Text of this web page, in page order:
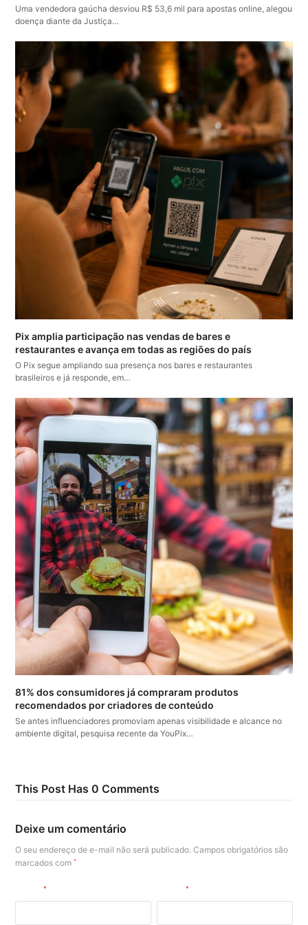
Uma vendedora gaúcha desviou R$ 53,6 mil para apostas online, alegou
doença diante da Justiça…
Pix amplia participação nas vendas de bares e
restaurantes e avança em todas as regiões do país
O Pix segue ampliando sua presença nos bares e restaurantes
brasileiros e já responde, em…
81% dos consumidores já compraram produtos
recomendados por criadores de conteúdo
Se antes influenciadores promoviam apenas visibilidade e alcance no
ambiente digital, pesquisa recente da YouPix…
This Post Has 0 Comments
Deixe um comentário
O seu endereço de e-mail não será publicado. Campos obrigatórios são
marcados com*
Nome* E-mail*